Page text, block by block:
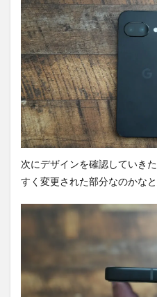
次にデザインを確認していき
すく変更された部分なのかなと